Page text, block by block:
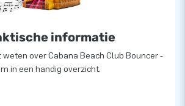
informatie
over Cabana Beach Club Bouncer -
in een handig overzicht.